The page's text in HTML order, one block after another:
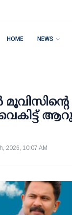
HOME NEWS
2026, 10:07 AM